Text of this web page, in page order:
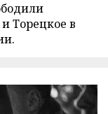
Торецкое в